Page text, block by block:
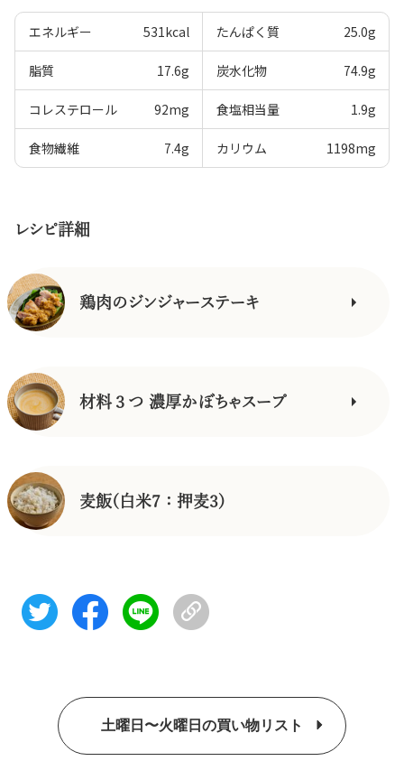
エネルギー 531kcal たんぱく質 25.0g
脂質 17.6g 炭水化物 74.9g
コレステロール 92mg 食塩相当量 1.9g
食物繊維 7.4g カリウム 1198mg
レシピ詳細
鶏肉のジンジャーステーキ
材料３つ 濃厚かぼちゃスープ
麦飯(白米7：押麦3)
土曜日〜火曜日の買い物リスト